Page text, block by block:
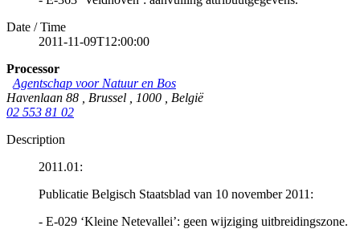
Date / Time
2011-11-09T12:00:00
Processor
Agentschap voor Natuur en Bos
Havenlaan 88
Brussel 1000
België
02 553 81 02
Description
2011.01:
Publicatie Belgisch Staatsblad van 10 november 2011:
- E-029 ‘Kleine Netevallei’: geen wijziging uitbreidingszone.